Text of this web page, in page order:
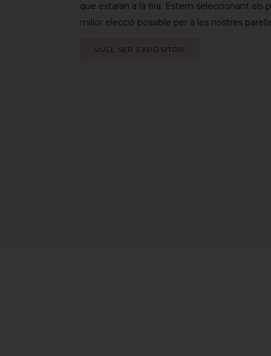
que estaran a la fira. Estem seleccionant els
millor elecció possible per a les nostres
VULL SER EXPOSITOR